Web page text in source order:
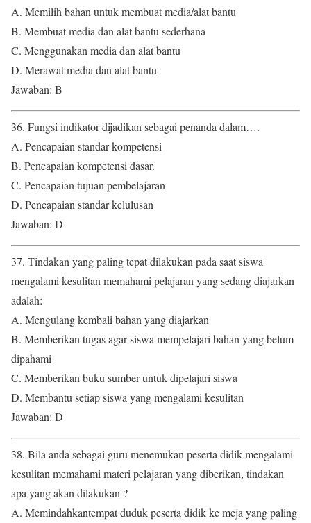
A. Memilih bahan untuk membuat media/alat bantu
B. Membuat media dan alat bantu sederhana
C. Menggunakan media dan alat bantu
D. Merawat media dan alat bantu
Jawaban: B
36. Fungsi indikator dijadikan sebagai penanda dalam….
A. Pencapaian standar kompetensi
B. Pencapaian kompetensi dasar.
C. Pencapaian tujuan pembelajaran
D. Pencapaian standar kelulusan
Jawaban: D
37. Tindakan yang paling tepat dilakukan pada saat siswa
mengalami kesulitan memahami pelajaran yang sedang diajarkan
adalah:
A. Mengulang kembali bahan yang diajarkan
B. Memberikan tugas agar siswa mempelajari bahan yang belum
dipahami
C. Memberikan buku sumber untuk dipelajari siswa
D. Membantu setiap siswa yang mengalami kesulitan
Jawaban: D
38. Bila anda sebagai guru menemukan peserta didik mengalami
kesulitan memahami materi pelajaran yang diberikan, tindakan
apa yang akan dilakukan ?
A. Memindahkantempat duduk peserta didik ke meja yang paling